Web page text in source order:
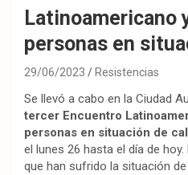
Latinoamericano
personas en
29/06/2023 Resistencias
Se llevó a cabo en la Ciudad
tercer Encuentro
personas en situación de
el lunes 26 hasta el día de
que han sufrido la situación